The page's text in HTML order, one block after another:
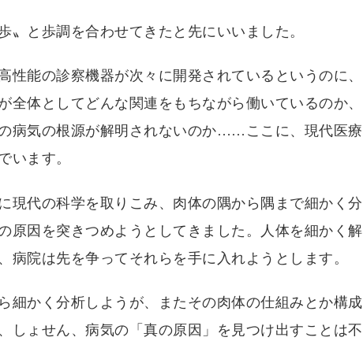
〟と歩調を合わせてきたと先にいいました。
性能の診察機器が次々に開発されているというのに、
全体としてどんな関連をもちながら働いているのか、
病気の根源が解明されないのか……ここに、現代医療
います。
現代の科学を取りこみ、肉体の隅から隅まで細かく分
原因を突きつめようとしてきました。人体を細かく解
病院は先を争ってそれらを手に入れようとします。
細かく分析しようが、またその肉体の仕組みとか構成
しょせん、病気の「真の原因」を見つけ出すことは不